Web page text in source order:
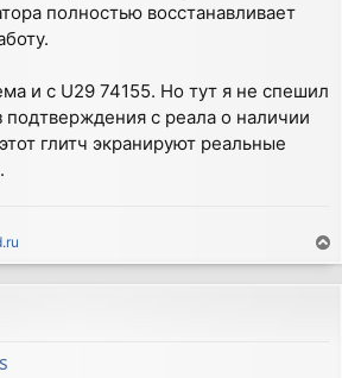
полностью восстанавливает
и с U29 74155. Но тут я не спешил
подтверждения с реала о наличии
глитч экранируют реальные
o
p